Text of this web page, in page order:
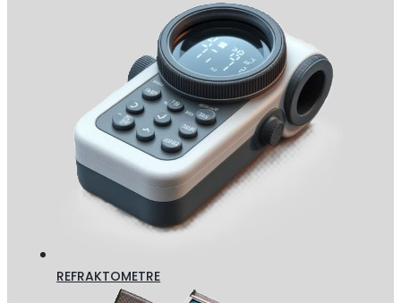
REFRAKTOMETRE